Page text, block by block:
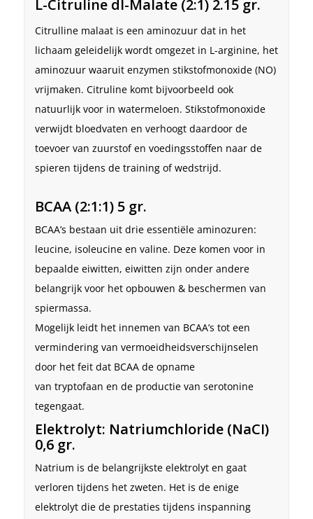
L-Citruline dl-Malate (2:1) 2.15 gr.
Citrulline malaat is een aminozuur dat in het
lichaam geleidelijk wordt omgezet in L-arginine, het
aminozuur waaruit enzymen stikstofmonoxide (NO)
vrijmaken. Citruline komt bijvoorbeeld ook
natuurlijk voor in watermeloen. Stikstofmonoxide
verwijdt bloedvaten en verhoogt daardoor de
toevoer van zuurstof en voedingsstoffen naar de
spieren tijdens de training of wedstrijd.
BCAA (2:1:1) 5 gr.
BCAA’s bestaan uit drie essentiële aminozuren:
leucine, isoleucine en valine. Deze komen voor in
bepaalde eiwitten, eiwitten zijn onder andere
belangrijk voor het opbouwen & beschermen van
spiermassa.
Mogelijk leidt het innemen van BCAA’s tot een
vermindering van vermoeidheidsverschijnselen
door het feit dat BCAA de opname
van tryptofaan en de productie van serotonine
tegengaat.
Elektrolyt: Natriumchloride (NaCI)
0,6 gr.
Natrium is de belangrijkste elektrolyt en gaat
verloren tijdens het zweten. Het is de enige
elektrolyt die de prestaties tijdens inspanning